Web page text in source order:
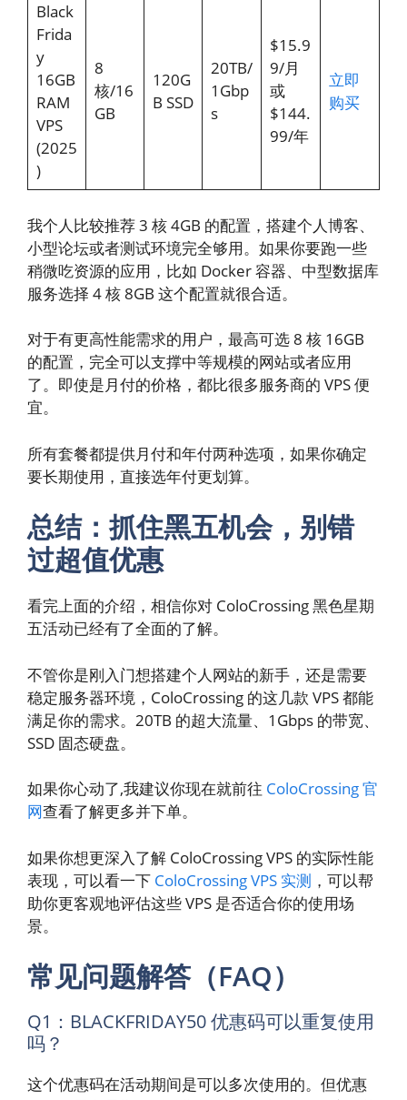
Black
Frida
y
16GB
RAM
VPS
(2025
)
8
核/16
GB
120G
B SSD
20TB/
1Gbp
s
$15.9
9/月
或
$144.
99/年
立即
购买
我个人比较推荐 3 核 4GB 的配置，搭建个人博客、
小型论坛或者测试环境完全够用。如果你要跑一些
稍微吃资源的应用，比如 Docker 容器、中型数据库
服务选择 4 核 8GB 这个配置就很合适。
对于有更高性能需求的用户，最高可选 8 核 16GB
的配置，完全可以支撑中等规模的网站或者应用
了。即使是月付的价格，都比很多服务商的 VPS 便
宜。
所有套餐都提供月付和年付两种选项，如果你确定
要长期使用，直接选年付更划算。
总结：抓住黑五机会，别错
过超值优惠
看完上面的介绍，相信你对 ColoCrossing 黑色星期
五活动已经有了全面的了解。
不管你是刚入门想搭建个人网站的新手，还是需要
稳定服务器环境，ColoCrossing 的这几款 VPS 都能
满足你的需求。20TB 的超大流量、1Gbps 的带宽、
SSD 固态硬盘。
如果你心动了,我建议你现在就前往 ColoCrossing 官
网查看了解更多并下单。
如果你想更深入了解 ColoCrossing VPS 的实际性能
表现，可以看一下 ColoCrossing VPS 实测 ，可以帮
助你更客观地评估这些 VPS 是否适合你的使用场
景。
常见问题解答（FAQ）
Q1：BLACKFRIDAY50 优惠码可以重复使用
吗？
这个优惠码在活动期间是可以多次使用的。但优惠